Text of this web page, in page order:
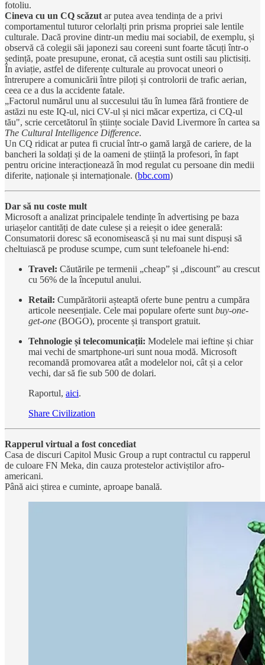
fotoliu.
Cineva cu un CQ scăzut ar putea avea tendința de a privi
comportamentul tuturor celorlalți prin prisma propriei sale lentile
culturale. Dacă provine dintr-un mediu mai sociabil, de exemplu, și
observă că colegii săi japonezi sau coreeni sunt foarte tăcuți într-o
ședință, poate presupune, eronat, că aceștia sunt ostili sau plictisiți.
În aviație, astfel de diferențe culturale au provocat uneori o
întrerupere a comunicării între piloți și controlorii de trafic aerian,
ceea ce a dus la accidente fatale.
„Factorul numărul unu al succesului tău în lumea fără frontiere de
astăzi nu este IQ-ul, nici CV-ul și nici măcar expertiza, ci CQ-ul
tău", scrie cercetătorul în științe sociale David Livermore în cartea sa
The Cultural Intelligence Difference.
Un CQ ridicat ar putea fi crucial într-o gamă largă de cariere, de la
bancheri la soldați și de la oameni de știință la profesori, în fapt
pentru oricine interacționează în mod regulat cu persoane din medii
diferite, naționale și internaționale. (bbc.com)
Dar să nu coste mult
Microsoft a analizat principalele tendințe în advertising pe baza
uriașelor cantități de date culese și a reieșit o idee generală:
Consumatorii doresc să economisească și nu mai sunt dispuși să
cheltuiască pe produse scumpe, cum sunt telefoanele hi-end:
Travel: Căutările pe termenii „cheap” și „discount” au crescut
cu 56% de la începutul anului.
Retail: Cumpărătorii așteaptă oferte bune pentru a cumpăra
articole neesențiale. Cele mai populare oferte sunt buy-one-
get-one (BOGO), procente și transport gratuit.
Tehnologie și telecomunicații: Modelele mai ieftine și chiar
mai vechi de smartphone-uri sunt noua modă. Microsoft
recomandă promovarea atât a modelelor noi, cât și a celor
vechi, dar să fie sub 500 de dolari.
Raportul, aici.
Share Civilization
Rapperul virtual a fost concediat
Casa de discuri Capitol Music Group a rupt contractul cu rapperul
de culoare FN Meka, din cauza protestelor activiștilor afro-
americani.
Până aici știrea e cuminte, aproape banală.